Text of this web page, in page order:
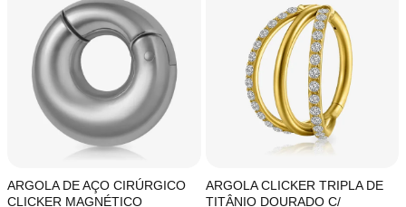
ARGOLA DE AÇO CIRÚRGICO
CLICKER MAGNÉTICO
ARGOLA CLICKER TRIPLA DE
TITÂNIO DOURADO C/